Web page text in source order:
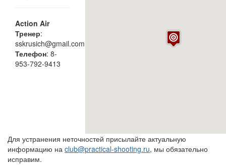
Action Air
Тренер:
sskrusich@gmail.com
Телефон: 8-
953-792-9413
Для устранения неточностей присылайте актуальную
информацию на club@practical-shooting.ru, мы обязательно
исправим.